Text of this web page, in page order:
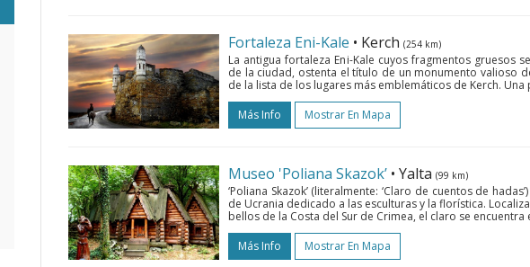
Fortaleza Eni-Kale • Kerch (254 km)
La antigua fortaleza Eni-Kale cuyos fragmentos gruesos
de la ciudad, ostenta el título de un monumento valioso
de la lista de los lugares más emblemáticos de Kerch.
Más Info
Mostrar En Mapa
Museo 'Poliana Skazok’ • Yalta (99 km)
‘Poliana Skazok’ (literalmente: ‘Claro de cuentos de
de Ucrania dedicado a las esculturas y la florística.
bellos de la Costa del Sur de Crimea, el claro se
Más Info
Mostrar En Mapa